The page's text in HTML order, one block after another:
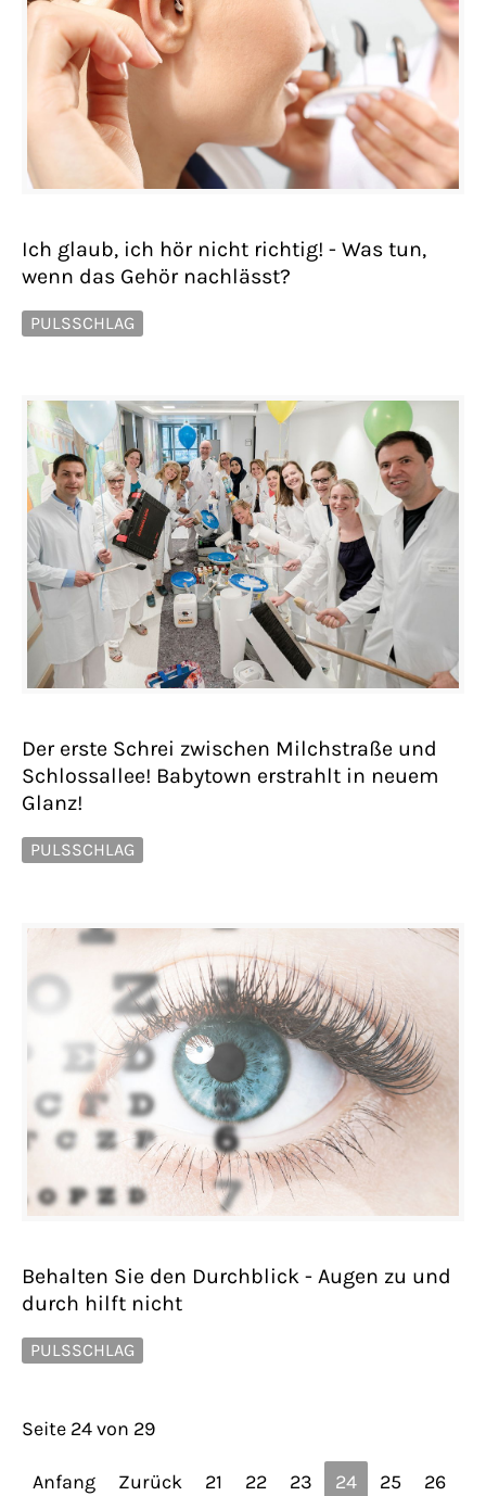
Ich glaub, ich hör nicht richtig! - Was tun,
wenn das Gehör nachlässt?
PULSSCHLAG
Der erste Schrei zwischen Milchstraße und
Schlossallee! Babytown erstrahlt in neuem
Glanz!
PULSSCHLAG
Behalten Sie den Durchblick - Augen zu und
durch hilft nicht
PULSSCHLAG
Seite 24 von 29
Anfang Zurück 21 22 23 24 25
26